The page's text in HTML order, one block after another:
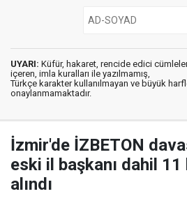
UYARI: Küfür, hakaret, rencide edici
içeren, imla kuralları ile yazılmamış,
Türkçe karakter kullanılmayan ve büyük
onaylanmamaktadır.
İzmir'de İZBETON
eski il başkanı dahil
alındı